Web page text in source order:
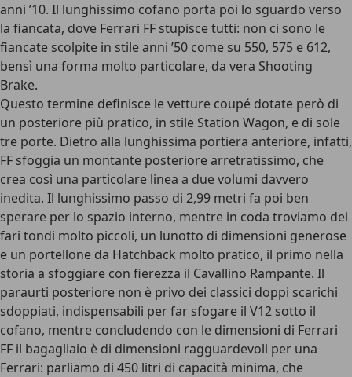
anni ’10. Il lunghissimo cofano porta poi lo sguardo verso
la fiancata, dove Ferrari FF stupisce tutti: non ci sono le
fiancate scolpite in stile anni ’50 come su 550, 575 e 612,
bensì una forma molto particolare, da vera Shooting
Brake.
Questo termine definisce le vetture coupé dotate però di
un posteriore più pratico, in stile Station Wagon, e di sole
tre porte. Dietro alla lunghissima portiera anteriore, infatti,
FF sfoggia un montante posteriore arretratissimo, che
crea così una particolare linea a due volumi davvero
inedita. Il lunghissimo passo di 2,99 metri fa poi ben
sperare per lo spazio interno, mentre in coda troviamo dei
fari tondi molto piccoli, un lunotto di dimensioni generose
e un portellone da Hatchback molto pratico, il primo nella
storia a sfoggiare con fierezza il Cavallino Rampante. Il
paraurti posteriore non è privo dei classici doppi scarichi
sdoppiati, indispensabili per far sfogare il V12 sotto il
cofano, mentre concludendo con le dimensioni di Ferrari
FF il bagagliaio è di dimensioni ragguardevoli per una
Ferrari: parliamo di 450 litri di capacità minima, che